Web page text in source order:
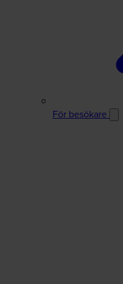
För besökare